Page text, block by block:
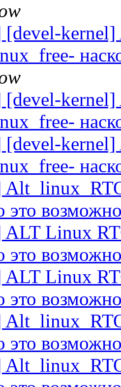
[devel-
[devel-
[devel-
это
ALT Linux
это
ALT Linux
это
это